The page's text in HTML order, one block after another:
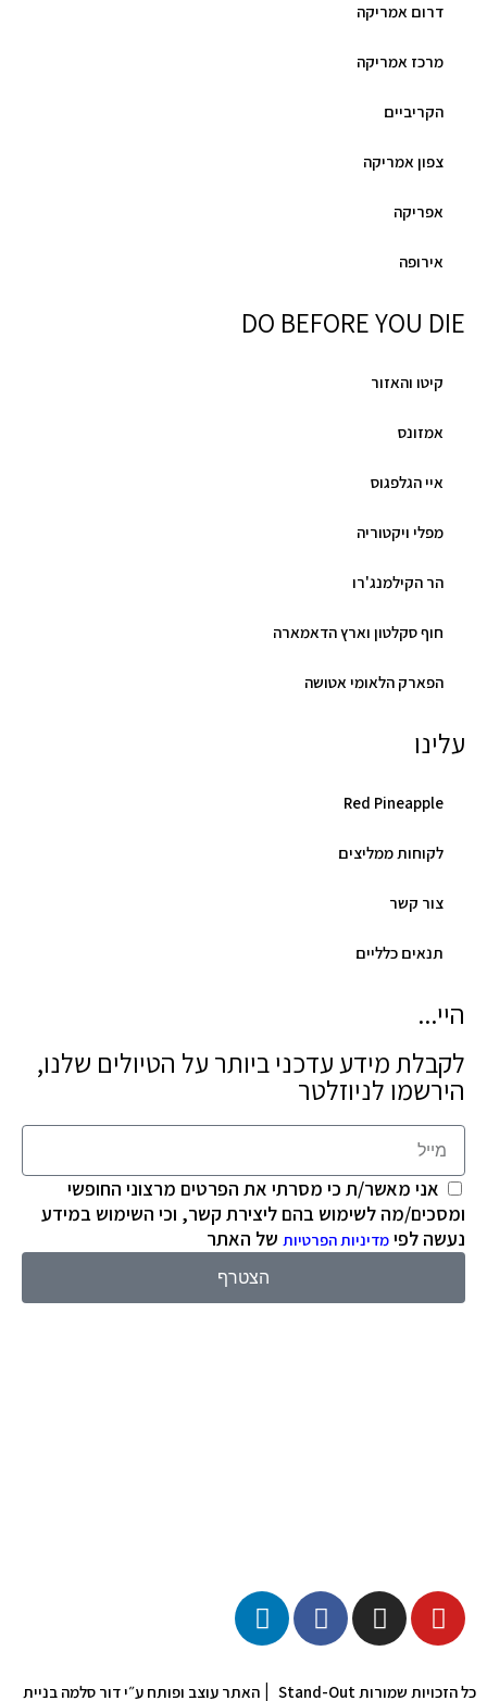
דרום אמריקה
מרכז אמריקה
הקריביים
צפון אמריקה
אפריקה
אירופה
DO BEFORE YOU DIE
קיטו והאזור
אמזונס
איי הגלפגוס
מפלי ויקטוריה
הר הקילמנג'רו
חוף סקלטון וארץ הדאמארה
הפארק הלאומי אטושה
עלינו
Red Pineapple
לקוחות ממליצים
צור קשר
תנאים כלליים
היי...
לקבלת מידע עדכני ביותר על הטיולים שלנו,
הירשמו לניוזלטר
אני מאשר/ת כי מסרתי את הפרטים מרצוני החופשי
ומסכים/מה לשימוש בהם ליצירת קשר, וכי השימוש במידע
נעשה לפי מדיניות הפרטיות של האתר
הצטרף
כל הזכויות שמורות Stand-Out | האתר עוצב ופותח ע״י דור סלמה בניית